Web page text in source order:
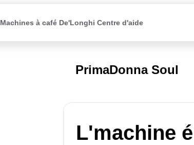
Machines à café De'Longhi Centre d'aide
PrimaDonna Soul
L'machine